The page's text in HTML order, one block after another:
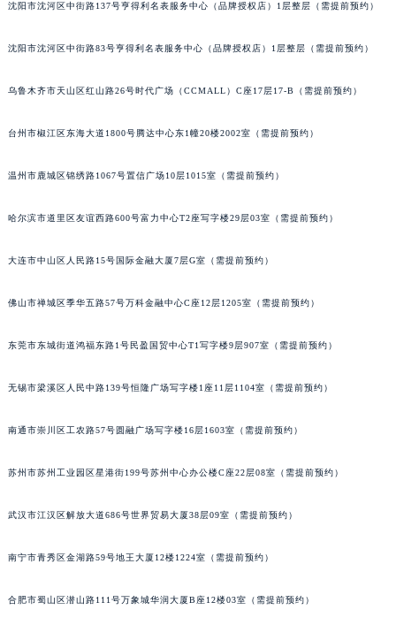
沈阳市沈河区中街路137号亨得利名表服务中心（品牌授权店）1层整层（需提前预约）
沈阳市沈河区中街路83号亨得利名表服务中心（品牌授权店）1层整层（需提前预约）
乌鲁木齐市天山区红山路26号时代广场（CCMALL）C座17层17-B（需提前预约）
台州市椒江区东海大道1800号腾达中心东1幢20楼2002室（需提前预约）
温州市鹿城区锦绣路1067号置信广场10层1015室（需提前预约）
哈尔滨市道里区友谊西路600号富力中心T2座写字楼29层03室（需提前预约）
大连市中山区人民路15号国际金融大厦7层G室（需提前预约）
佛山市禅城区季华五路57号万科金融中心C座12层1205室（需提前预约）
东莞市东城街道鸿福东路1号民盈国贸中心T1写字楼9层907室（需提前预约）
无锡市梁溪区人民中路139号恒隆广场写字楼1座11层1104室（需提前预约）
南通市崇川区工农路57号圆融广场写字楼16层1603室（需提前预约）
苏州市苏州工业园区星港街199号苏州中心办公楼C座22层08室（需提前预约）
武汉市江汉区解放大道686号世界贸易大厦38层09室（需提前预约）
南宁市青秀区金湖路59号地王大厦12楼1224室（需提前预约）
合肥市蜀山区潜山路111号万象城华润大厦B座12楼03室（需提前预约）